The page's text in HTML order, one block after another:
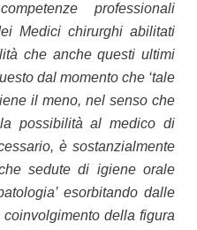
professionali
Medici chirurghi abilitati
che anche questi ultimi
dal momento che ‘tale
il meno, nel senso che
possibilità al medico di
è sostanzialmente
sedute di igiene orale
esorbitando dalle
della figura